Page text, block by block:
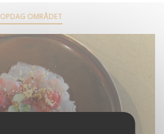
OPDAG OMRÅDET